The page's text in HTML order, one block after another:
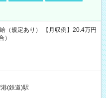
（規定あり） 【月収例】20.4万円
）
(鉄道)駅